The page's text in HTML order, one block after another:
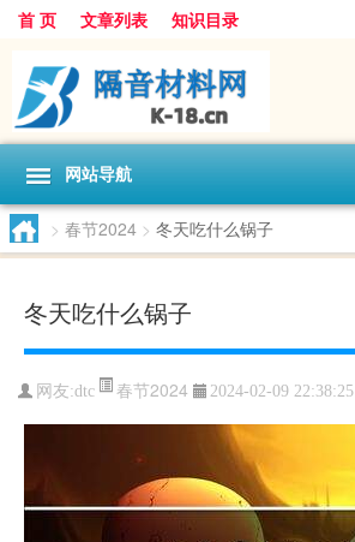
首 页 文章列表 知识目录
网站导航
> 春节2024 > 冬天吃什么锅子
冬天吃什么锅子
网友:dtc 春节2024 2024-02-09 22:38:25